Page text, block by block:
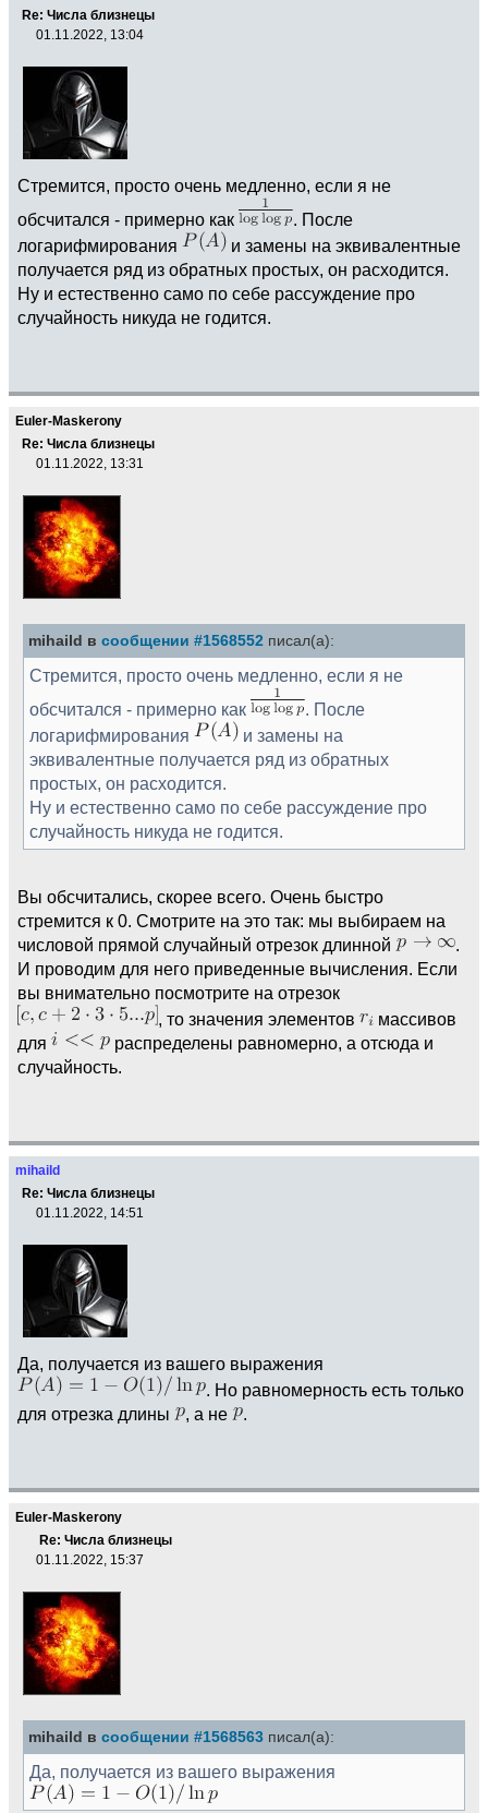
Re: Числа близнецы
01.11.2022, 13:04
Стремится, просто очень медленно, если я не
обсчитался - примерно как
. После
логарифмирования
и замены на эквивалентные
получается ряд из обратных простых, он расходится.
Ну и естественно само по себе рассуждение про
случайность никуда не годится.
Euler-Maskerony
Re: Числа близнецы
01.11.2022, 13:31
mihaild в сообщении #1568552 писал(а):
Стремится, просто очень медленно, если я не
обсчитался - примерно как
. После
логарифмирования
и замены на
эквивалентные получается ряд из обратных
простых, он расходится.
Ну и естественно само по себе рассуждение про
случайность никуда не годится.
Вы обсчитались, скорее всего. Очень быстро
стремится к 0. Смотрите на это так: мы выбираем на
числовой прямой случайный отрезок длинной
.
И проводим для него приведенные вычисления. Если
вы внимательно посмотрите на отрезок
, то значения элементов
массивов
для
распределены равномерно, а отсюда и
случайность.
mihaild
Re: Числа близнецы
01.11.2022, 14:51
Да, получается из вашего выражения
. Но равномерность есть только
для отрезка длины
, а не .
Euler-Maskerony
Re: Числа близнецы
01.11.2022, 15:37
mihaild в сообщении #1568563 писал(а):
Да, получается из вашего выражения